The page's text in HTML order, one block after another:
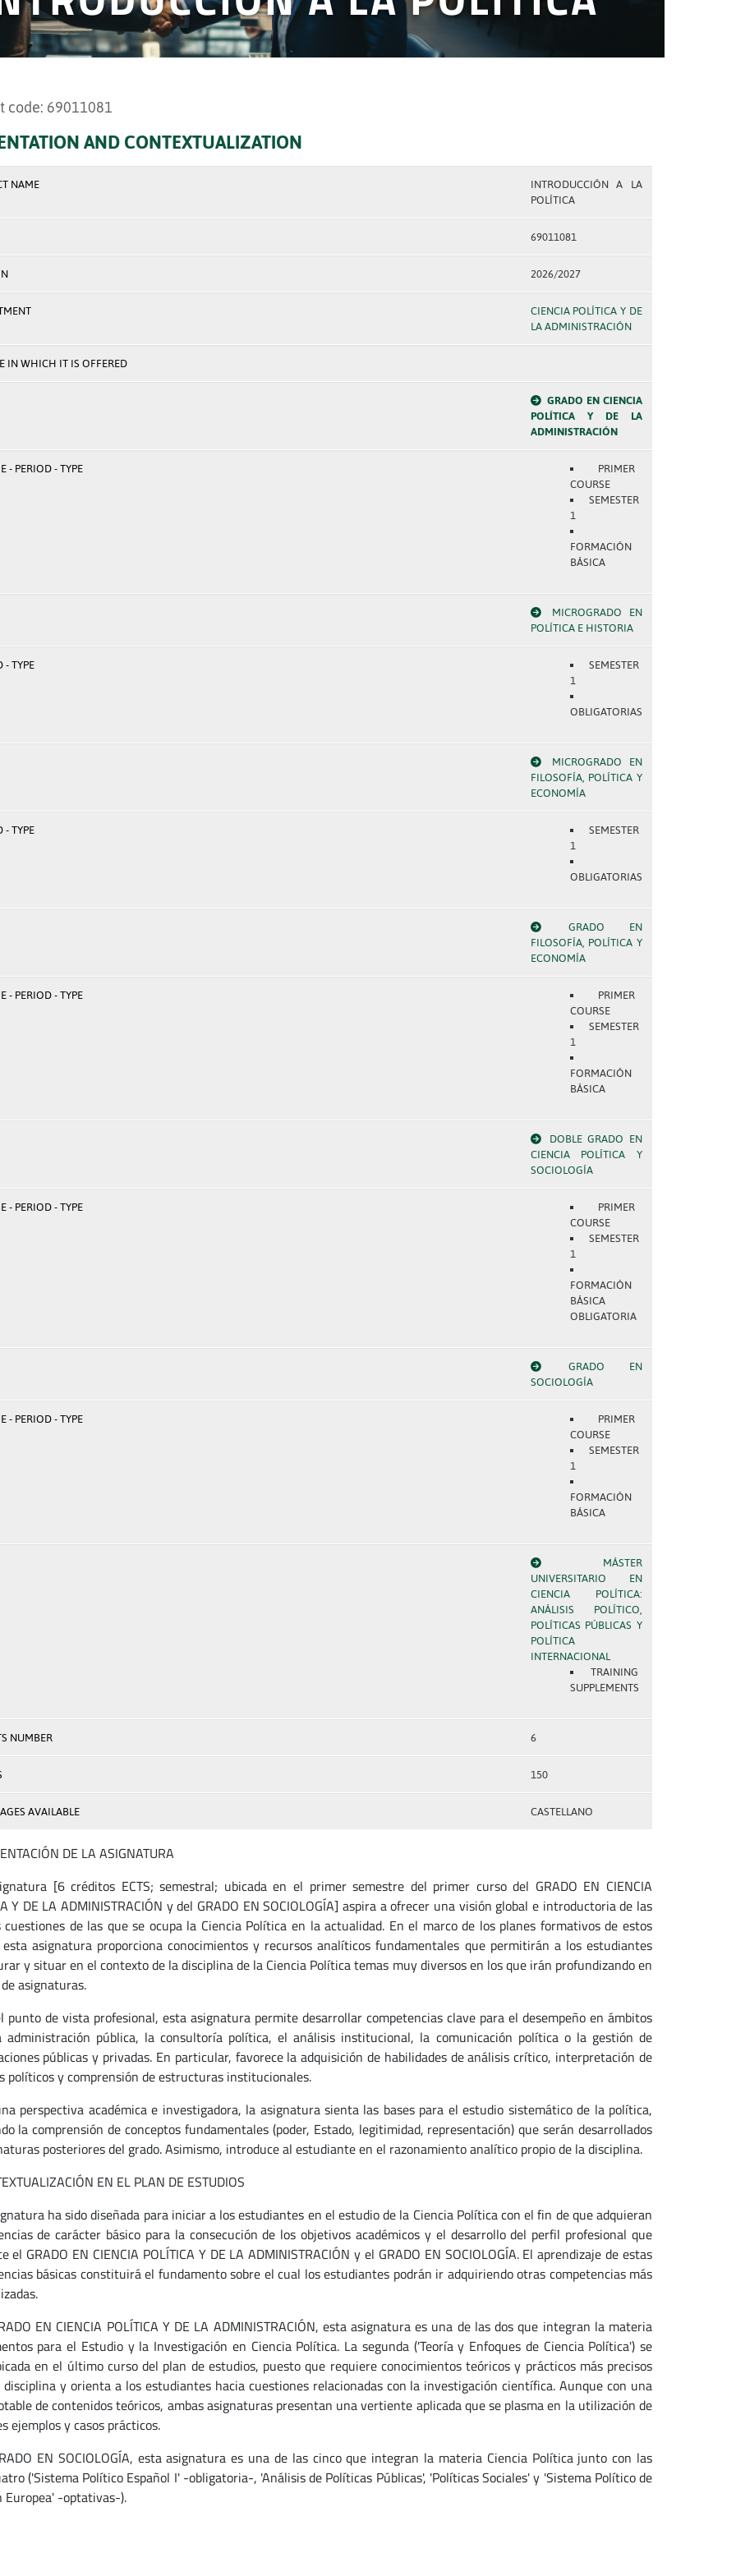
code: 69011081
AND CONTEXTUALIZATION
NAME
INTRODUCCIÓN A LA
POLÍTICA
69011081
2026/2027
CIENCIA POLÍTICA Y DE
LA ADMINISTRACIÓN
IN WHICH IT IS OFFERED
GRADO EN CIENCIA
POLÍTICA Y DE LA
ADMINISTRACIÓN
- PERIOD - TYPE
PRIMER
COURSE
SEMESTER
1
FORMACIÓN
BÁSICA
MICROGRADO EN
POLÍTICA E HISTORIA
- TYPE
SEMESTER
1
OBLIGATORIAS
MICROGRADO EN
FILOSOFÍA, POLÍTICA Y
ECONOMÍA
- TYPE
SEMESTER
1
OBLIGATORIAS
GRADO EN
FILOSOFÍA, POLÍTICA Y
ECONOMÍA
- PERIOD - TYPE
PRIMER
COURSE
SEMESTER
1
FORMACIÓN
BÁSICA
DOBLE GRADO EN
CIENCIA POLÍTICA Y
SOCIOLOGÍA
- PERIOD - TYPE
PRIMER
COURSE
SEMESTER
1
FORMACIÓN
BÁSICA
OBLIGATORIA
GRADO EN
SOCIOLOGÍA
- PERIOD - TYPE
PRIMER
COURSE
SEMESTER
1
FORMACIÓN
BÁSICA
MÁSTER
UNIVERSITARIO EN
CIENCIA POLÍTICA:
ANÁLISIS POLÍTICO,
POLÍTICAS PÚBLICAS Y
POLÍTICA
INTERNACIONAL
TRAINING
SUPPLEMENTS
NUMBER 6
150
AVAILABLE CASTELLANO
DE LA ASIGNATURA
[6 créditos ECTS; semestral; ubicada en el primer semestre del primer curso del GRADO EN CIENCIA
Y DE LA ADMINISTRACIÓN y del GRADO EN SOCIOLOGÍA] aspira a ofrecer una visión global e introductoria de las
cuestiones de las que se ocupa la Ciencia Política en la actualidad. En el marco de los planes formativos de estos
esta asignatura proporciona conocimientos y recursos analíticos fundamentales que permitirán a los estudiantes
y situar en el contexto de la disciplina de la Ciencia Política temas muy diversos en los que irán profundizando en
asignaturas.
punto de vista profesional, esta asignatura permite desarrollar competencias clave para el desempeño en ámbitos
administración pública, la consultoría política, el análisis institucional, la comunicación política o la gestión de
públicas y privadas. En particular, favorece la adquisición de habilidades de análisis crítico, interpretación de
políticos y comprensión de estructuras institucionales.
perspectiva académica e investigadora, la asignatura sienta las bases para el estudio sistemático de la política,
la comprensión de conceptos fundamentales (poder, Estado, legitimidad, representación) que serán desarrollados
posteriores del grado. Asimismo, introduce al estudiante en el razonamiento analítico propio de la disciplina.
EN EL PLAN DE ESTUDIOS
ha sido diseñada para iniciar a los estudiantes en el estudio de la Ciencia Política con el fin de que adquieran
de carácter básico para la consecución de los objetivos académicos y el desarrollo del perfil profesional que
el GRADO EN CIENCIA POLÍTICA Y DE LA ADMINISTRACIÓN y el GRADO EN SOCIOLOGÍA. El aprendizaje de estas
básicas constituirá el fundamento sobre el cual los estudiantes podrán ir adquiriendo otras competencias más
EN CIENCIA POLÍTICA Y DE LA ADMINISTRACIÓN, esta asignatura es una de las dos que integran la materia
para el Estudio y la Investigación en Ciencia Política. La segunda ('Teoría y Enfoques de Ciencia Política') se
en el último curso del plan de estudios, puesto que requiere conocimientos teóricos y prácticos más precisos
disciplina y orienta a los estudiantes hacia cuestiones relacionadas con la investigación científica. Aunque con una
de contenidos teóricos, ambas asignaturas presentan una vertiente aplicada que se plasma en la utilización de
ejemplos y casos prácticos.
EN SOCIOLOGÍA, esta asignatura es una de las cinco que integran la materia Ciencia Política junto con las
('Sistema Político Español I' -obligatoria-, 'Análisis de Políticas Públicas', 'Políticas Sociales' y 'Sistema Político de
Europea' -optativas-).